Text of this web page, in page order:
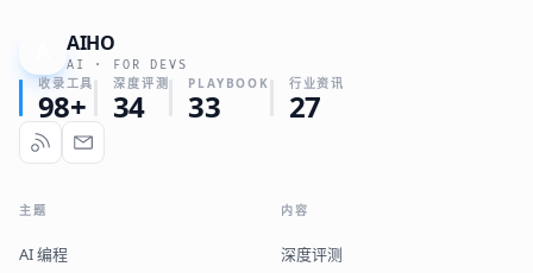
AIHO
AI · FOR DEVS
收录工具
98+
深度评测
34
PLAYBOOK
33
行业资讯
27
主题
AI 编程
内容
深度评测